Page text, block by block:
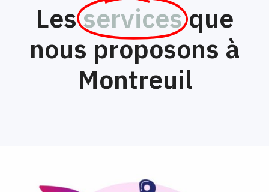
Lesservices que
nous proposons à
Montreuil